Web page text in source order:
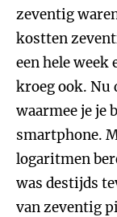
zeventig
kostten
een hele week
kroeg ook. Nu
waarmee je je
smartphone.
logaritmen
was destijds
van zeventig